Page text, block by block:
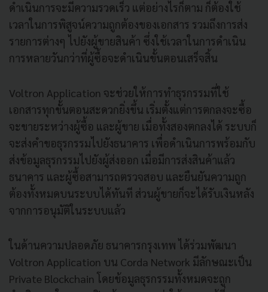
ดำเนินการจะมีความรวดเร็ว แต่อย่างไรก็ตาม ก็ต้องใช้
เวลาในการพิสูจน์ความถูกต้องของเอกสาร รวมถึงการส่ง
รายการต่างๆ ไปยังผู้ขายสินค้า ซึ่งใช้เวลาในการดำเนิน
การหลายวันกว่าที่ผู้ซื้อจะดำเนินขั้นตอนเสร็จสิ้น
Voltron Application จะช่วยให้การทำธุรกรรมที่ใช้
เอกสารทุกขั้นตอนสะดวกยิ่งขึ้น เริ่มตั้งแต่การตกลงจะซื้อ
จะขายระหว่างผู้ซื้อ และผู้ขาย เมื่อทั้งสองตกลงได้ ระบบก็
จะส่งคำขอธุรกรรมไปยังธนาคาร เพื่อดำเนินการพร้อมกับ
ส่งข้อมูลธุรกรรมไปยังผู้ส่งออก เมื่อมีการส่งสินค้าแล้ว
ธนาคาร และผู้ซื้อสามารถตรวจสอบ และยืนยันความถูก
ต้องทั้งหมดบนระบบได้ทันที ส่วนผู้ขายก็จะได้รับเงินหลัง
จากการอนุมัติในระบบแล้ว
ในด้านความปลอดภัย ธนาคารกรุงเทพ ได้ร่วมพัฒนา
Voltron Application บน Corda Network มีลักษณะเป็น
Private Blockchain โดยข้อมูลธุรกรรมทั้งหมดจะถูก